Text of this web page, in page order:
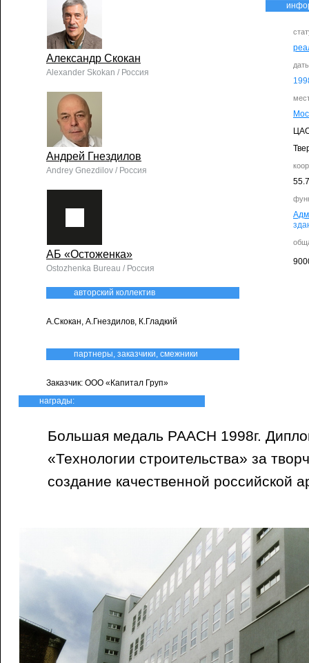
Александр Скокан
Alexander Skokan / Россия
Андрей Гнездилов
Andrey Gnezdilov / Россия
АБ «Остоженка»
Ostozhenka Bureau / Россия
авторский коллектив
А.Скокан, А.Гнездилов, К.Гладкий
партнеры, заказчики, смежники
Заказчик: ООО «Капитал Груп»
награды:
Большая медаль РААСН 1998г.
«Технологии строительства» за
создание качественной российской